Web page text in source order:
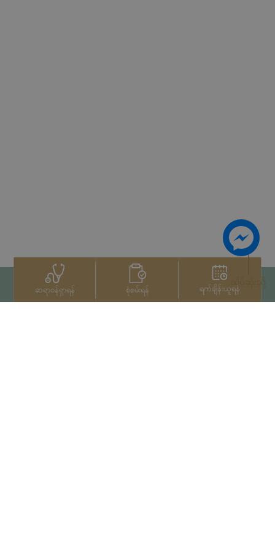
ဆရာဝန်ရှာရန် စုံစမ်းရန် ရက်ချိန်းယူရန်ထိပ်ဆုံးသို့